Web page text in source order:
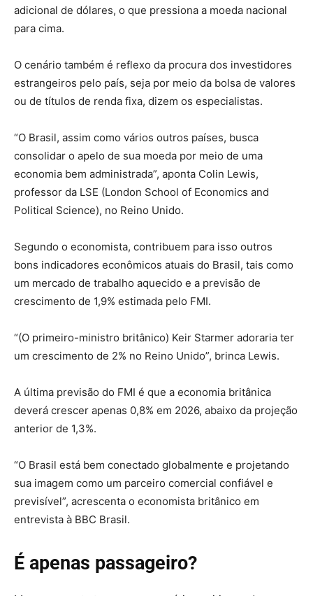
adicional de dólares, o que pressiona a moeda nacional
para cima.
O cenário também é reflexo da procura dos investidores
estrangeiros pelo país, seja por meio da bolsa de valores
ou de títulos de renda fixa, dizem os especialistas.
“O Brasil, assim como vários outros países, busca
consolidar o apelo de sua moeda por meio de uma
economia bem administrada”, aponta Colin Lewis,
professor da LSE (London School of Economics and
Political Science), no Reino Unido.
Segundo o economista, contribuem para isso outros
bons indicadores econômicos atuais do Brasil, tais como
um mercado de trabalho aquecido e a previsão de
crescimento de 1,9% estimada pelo FMI.
“(O primeiro-ministro britânico) Keir Starmer adoraria ter
um crescimento de 2% no Reino Unido”, brinca Lewis.
A última previsão do FMI é que a economia britânica
deverá crescer apenas 0,8% em 2026, abaixo da projeção
anterior de 1,3%.
“O Brasil está bem conectado globalmente e projetando
sua imagem como um parceiro comercial confiável e
previsível”, acrescenta o economista britânico em
entrevista à BBC Brasil.
É apenas passageiro?